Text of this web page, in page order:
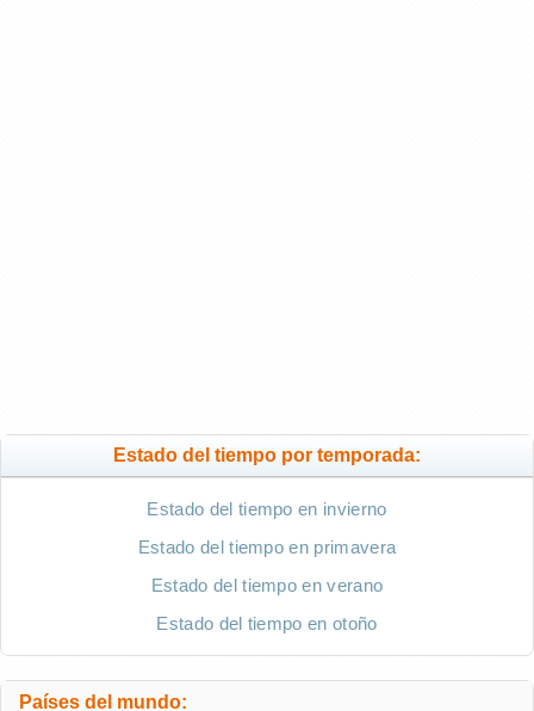
Estado del tiempo por temporada:
Estado del tiempo en invierno
Estado del tiempo en primavera
Estado del tiempo en verano
Estado del tiempo en otoño
Países del mundo: